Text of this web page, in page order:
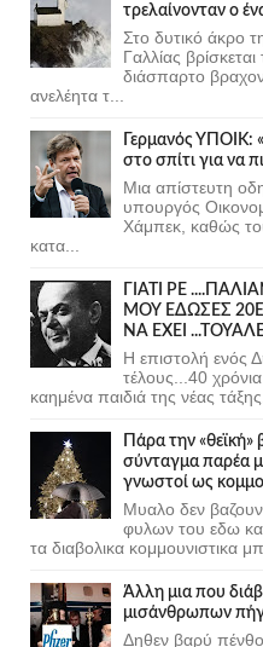
τρελαίνονταν ο
Στο δυτικό άκρο
Γαλλίας
διάσπαρτο
ανελέητα τ...
Γερμανός ΥΠΟΙΚ:
στο σπίτι για να
Μια απίστευτη
υπουργός
Χάμπεκ, καθώς
κατα...
ΓΙΑΤΙ ΡΕ
ΜΟΥ ΕΔΩΣΕΣ
ΝΑ ΕΧΕΙ
Η επιστολή ενός
τέλους...40
καημένα παιδιά της νέας τάξης.
Πάρα την
σύνταγμα παρέα
γνωστοί ως
Μυαλο δεν βαζουν
φυλων του εδω
τα διαβολικα κομμουνιστικα
Άλλη μια που
μισάνθρωπων
Δηθεν βαρύ